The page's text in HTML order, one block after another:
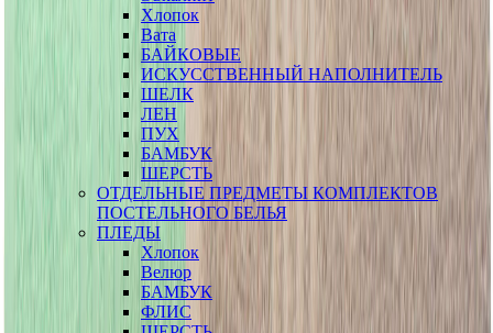
Хлопок
Вата
БАЙКОВЫЕ
ИСКУССТВЕННЫЙ НАПОЛНИТЕЛЬ
ШЕЛК
ЛЕН
ПУХ
БАМБУК
ШЕРСТЬ
ОТДЕЛЬНЫЕ ПРЕДМЕТЫ КОМПЛЕКТОВ
ПОСТЕЛЬНОГО БЕЛЬЯ
ПЛЕДЫ
Хлопок
Велюр
БАМБУК
ФЛИС